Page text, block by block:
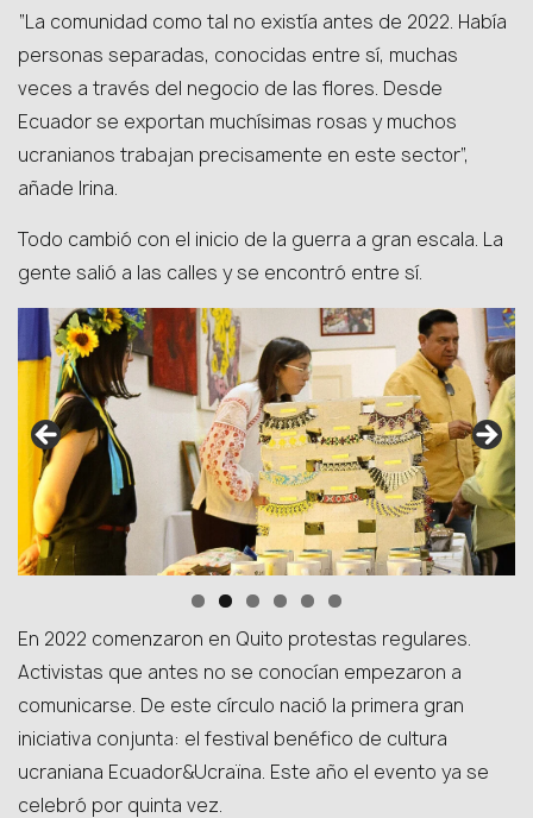
“La comunidad como tal no existía antes de 2022. Había
personas separadas, conocidas entre sí, muchas
veces a través del negocio de las flores. Desde
Ecuador se exportan muchísimas rosas y muchos
ucranianos trabajan precisamente en este sector”,
añade Irina.
Todo cambió con el inicio de la guerra a gran escala. La
gente salió a las calles y se encontró entre sí.
En 2022 comenzaron en Quito protestas regulares.
Activistas que antes no se conocían empezaron a
comunicarse. De este círculo nació la primera gran
iniciativa conjunta: el festival benéfico de cultura
ucraniana Ecuador&Ucraїna. Este año el evento ya se
celebró por quinta vez.